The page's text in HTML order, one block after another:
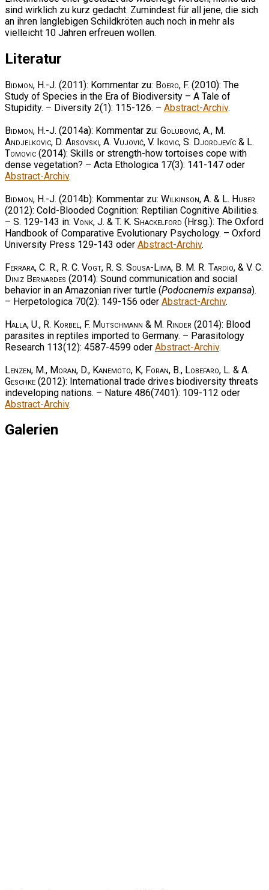
sind wirklich zu kurz gedacht. Zumindest für all jene, die sich
an ihren langlebigen Schildkröten auch noch in mehr als
vielleicht 10 Jahren erfreuen wollen.
Literatur
Bidmon, H.-J. (2011): Kommentar zu: Boero, F. (2010): The
Study of Species in the Era of Biodiversity – A Tale of
Stupidity. – Diversity 2(1): 115-126. – Abstract-Archiv.
Bidmon, H.-J. (2014a): Kommentar zu: Golubović, A., M.
Andjelkovic, D. Arsovski, A. Vujović, V. Ikovic, S. Djordjevíc & L.
Tomovic (2014): Skills or strength-how tortoises cope with
dense vegetation? – Acta Ethologica 17(3): 141-147 oder
Abstract-Archiv.
Bidmon, H.-J. (2014b): Kommentar zu: Wilkinson, A. & L. Huber
(2012): Cold-Blooded Cognition: Reptilian Cognitive Abilities.
– S. 129-143 in: Vonk, J. & T. K. Shackelford (Hrsg.): The Oxford
Handbook of Comparative Evolutionary Psychology. – Oxford
University Press 129-143 oder Abstract-Archiv.
Ferrara, C. R., R. C. Vogt, R. S. Sousa-Lima, B. M. R. Tardio, & V. C.
Diniz Bernardes (2014): Sound communication and social
behavior in an Amazonian river turtle (Podocnemis expansa).
– Herpetologica 70(2): 149-156 oder Abstract-Archiv.
Halla, U., R. Korbel, F. Mutschmann & M. Rinder (2014): Blood
parasites in reptiles imported to Germany. – Parasitology
Research 113(12): 4587-4599 oder Abstract-Archiv.
Lenzen, M., Moran, D., Kanemoto, K, Foran, B., Lobefaro, L. & A.
Geschke (2012): International trade drives biodiversity threats
indeveloping nations. – Nature 486(7401): 109-112 oder
Abstract-Archiv.
Galerien